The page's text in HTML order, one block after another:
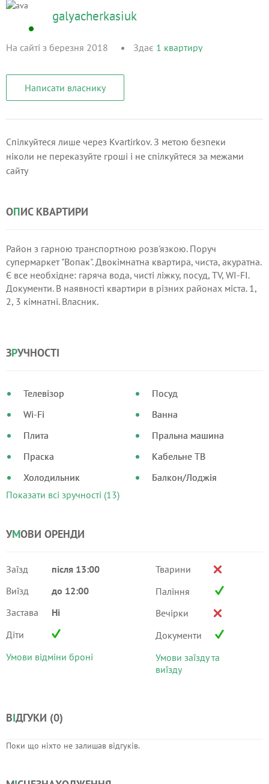
galyacherkasiuk
На сайті з березня 2018 Здає 1 квартиру
Написати власнику
Спілкуйтеся лише через Kvartirkov. З метою безпеки
ніколи не переказуйте гроші і не спілкуйтеся за межами
сайту
ОПИС КВАРТИРИ
Район з гарною транспортною розв'язкою. Поруч
супермаркет "Вопак". Двокімнатна квартира, чиста, акуратна.
Є все необхідне: гаряча вода, чисті ліжку, посуд, TV, WI-FI.
Документи. В наявності квартири в різних районах міста. 1,
2, 3 кімнатні. Власник.
ЗРУЧНОСТІ
Телевізор
Wi-Fi
Плита
Праска
Холодильник
Посуд
Ванна
Пральна машина
Кабельне ТВ
Балкон/Лоджія
Показати всі зручності (13)
УМОВИ ОРЕНДИ
Заїзд
після 13:00
Виїзд
до 12:00
Застава
Ні
Діти
Умови відміни броні
Тварини
Паління
Вечірки
Документи
Умови заїзду та
виїзду
ВІДГУКИ (0)
Поки що ніхто не залишав відгуків.